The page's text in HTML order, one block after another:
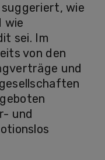
suggeriert, wie
wie
sei. Im
von den
und
und